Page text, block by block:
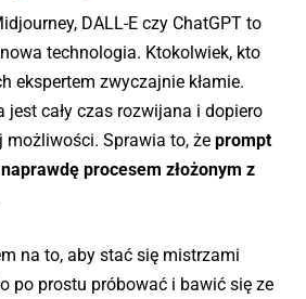
DALL-E czy ChatGPT to
technologia. Ktokolwiek, kto
ekspertem zwyczajnie kłamie.
jest cały czas rozwijana i dopiero
możliwości. Sprawia to, że prompt
procesem złożonym z
na to, aby stać się mistrzami
po prostu próbować i bawić się ze